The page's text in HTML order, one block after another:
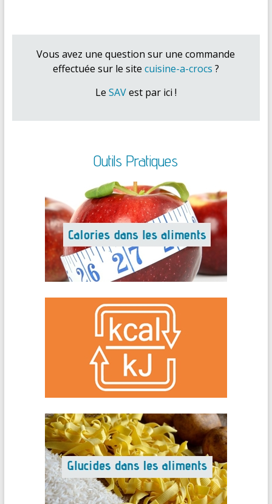
Vous avez une question sur une commande
effectuée sur le site cuisine-a-crocs ?
Le SAVest par ici !
Outils Pratiques